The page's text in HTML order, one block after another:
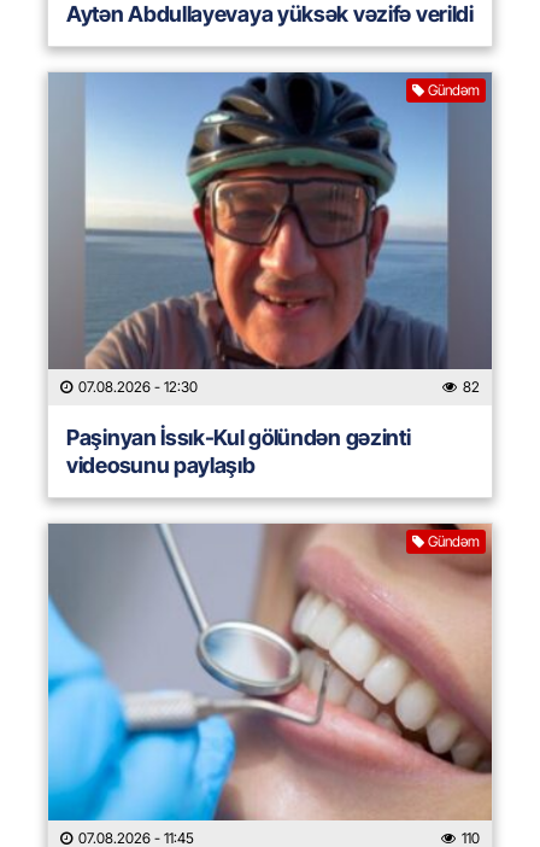
Aytən Abdullayevaya yüksək vəzifə verildi
Gündəm
07.08.2026 - 12:30 82
Paşinyan İssık-Kul gölündən gəzinti
videosunu paylaşıb
Gündəm
07.08.2026 - 11:45 110